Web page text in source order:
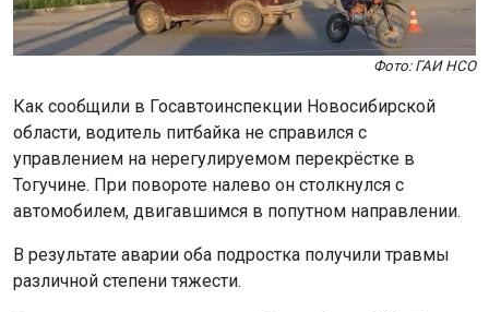
Фото: ГАИ НСО
Как сообщили в Госавтоинспекции Новосибирской
области, водитель питбайка не справился с
управлением на нерегулируемом перекрёстке в
Тогучине. При повороте налево он столкнулся с
автомобилем, двигавшимся в попутном направлении.
В результате аварии оба подростка получили травмы
различной степени тяжести.